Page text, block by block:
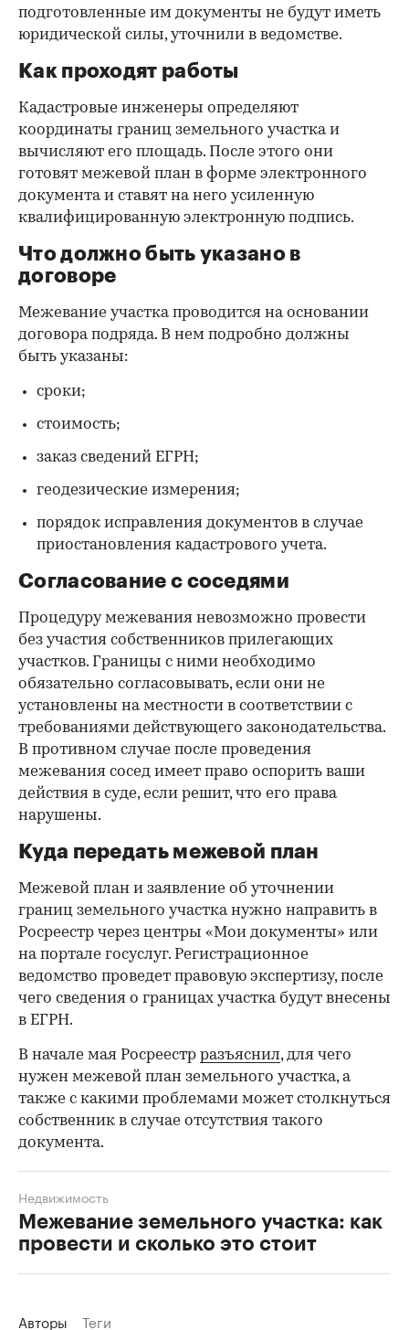
подготовленные им документы не будут иметь
юридической силы, уточнили в ведомстве.
Как проходят работы
Кадастровые инженеры определяют
координаты границ земельного участка и
вычисляют его площадь. После этого они
готовят межевой план в форме электронного
документа и ставят на него усиленную
квалифицированную электронную подпись.
Что должно быть указано в
договоре
Межевание участка проводится на основании
договора подряда. В нем подробно должны
быть указаны:
сроки;
стоимость;
заказ сведений ЕГРН;
геодезические измерения;
порядок исправления документов в случае
приостановления кадастрового учета.
Согласование с соседями
Процедуру межевания невозможно провести
без участия собственников прилегающих
участков. Границы с ними необходимо
обязательно согласовывать, если они не
установлены на местности в соответствии с
требованиями действующего законодательства.
В противном случае после проведения
межевания сосед имеет право оспорить ваши
действия в суде, если решит, что его права
нарушены.
Куда передать межевой план
Межевой план и заявление об уточнении
границ земельного участка нужно направить в
Росреестр через центры «Мои документы» или
на портале госуслуг. Регистрационное
ведомство проведет правовую экспертизу, после
чего сведения о границах участка будут внесены
в ЕГРН.
В начале мая Росреестр разъяснил, для чего
нужен межевой план земельного участка, а
также с какими проблемами может столкнуться
собственник в случае отсутствия такого
документа.
Межевание земельного участка: как
провести и сколько это стоит
Недвижимость
Авторы Теги